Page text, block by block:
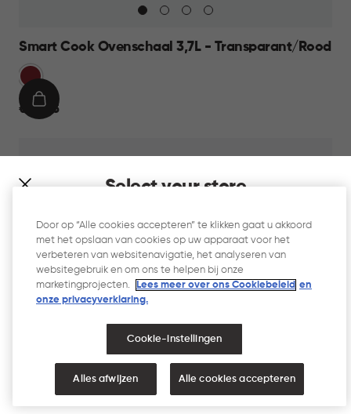
Select your store
which store would you like to shop?
NEDERLAND VERENIGDE STATEN
Smart Cook Ovenschaal 3,7L - Transparant/Rood
Rood
€
€ 24,95
IN
Fresh & Go Vershoudbakjes set 3x0,8L -
Door op “Alle cookies accepteren” te klikken gaat u akkoord
met het opslaan van cookies op uw apparaat voor het
verbeteren van websitenavigatie, het analyseren van
websitegebruik en om ons te helpen bij onze
marketingprojecten.
Lees meer over ons Cookiebeleid en
onze privacyverklaring.​
Cookie-instellingen
Alles afwijzen Alle cookies accepteren